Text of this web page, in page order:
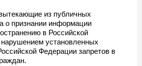
из публичных
о признании информации
в Российской
установленных
Федерации запретов в